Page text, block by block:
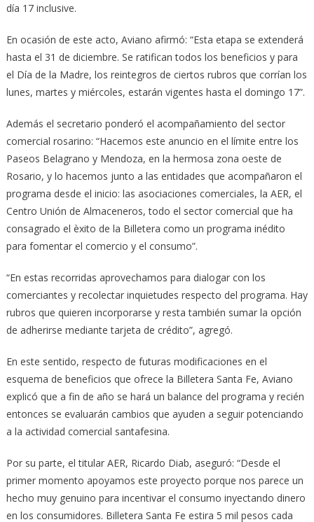
día 17 inclusive.
En ocasión de este acto, Aviano afirmó: “Esta etapa se extenderá
hasta el 31 de diciembre. Se ratifican todos los beneficios y para
el Día de la Madre, los reintegros de ciertos rubros que corrían los
lunes, martes y miércoles, estarán vigentes hasta el domingo 17”.
Además el secretario ponderó el acompañamiento del sector
comercial rosarino: “Hacemos este anuncio en el límite entre los
Paseos Belagrano y Mendoza, en la hermosa zona oeste de
Rosario, y lo hacemos junto a las entidades que acompañaron el
programa desde el inicio: las asociaciones comerciales, la AER, el
Centro Unión de Almaceneros, todo el sector comercial que ha
consagrado el èxito de la Billetera como un programa inédito
para fomentar el comercio y el consumo”.
“En estas recorridas aprovechamos para dialogar con los
comerciantes y recolectar inquietudes respecto del programa. Hay
rubros que quieren incorporarse y resta también sumar la opción
de adherirse mediante tarjeta de crédito”, agregó.
En este sentido, respecto de futuras modificaciones en el
esquema de beneficios que ofrece la Billetera Santa Fe, Aviano
explicó que a fin de año se hará un balance del programa y recién
entonces se evaluarán cambios que ayuden a seguir potenciando
a la actividad comercial santafesina.
Por su parte, el titular AER, Ricardo Diab, aseguró: “Desde el
primer momento apoyamos este proyecto porque nos parece un
hecho muy genuino para incentivar el consumo inyectando dinero
en los consumidores. Billetera Santa Fe estira 5 mil pesos cada